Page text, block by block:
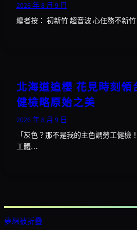
2026 年 8 月 9 日
編者按： 初新竹 超音波 心任務不新
北海道追櫻 花見時刻領
健檢略原始之美
2026 年 8 月 9 日
「灰色？那不是我的主色調勞工健檢
工體…
夢想被折疊